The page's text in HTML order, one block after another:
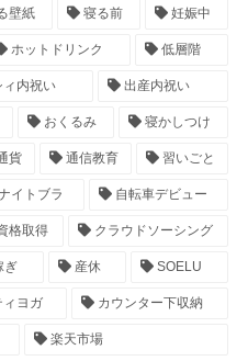
壁紙 寝る前 妊娠中
ホットドリンク 低層階
内祝い 出産内祝い
おくるみ 寝かしつけ
貨 通信教育 習いごと
イトブラ 自転車デビュー
格取得 クラウドソーシング
ぎ 産休 SOELU
ヨガ カウンター下収納
楽天市場